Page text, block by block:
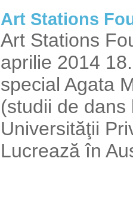
Art Stations
Art Stations
aprilie 2014
special Agata
(studii de dans
Universităţii
Lucrează în